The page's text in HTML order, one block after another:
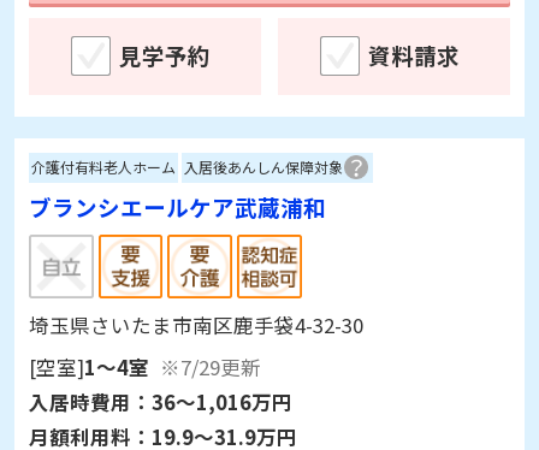
見学予約 資料請求
介護付有料老人ホーム 入居後あんしん保障対象
ブランシエールケア武蔵浦和
埼玉県さいたま市南区鹿手袋4-32-30
[空室]1～4室 ※7/29更新
入居時費用： 36～1,016万円
月額利用料： 19.9～31.9万円